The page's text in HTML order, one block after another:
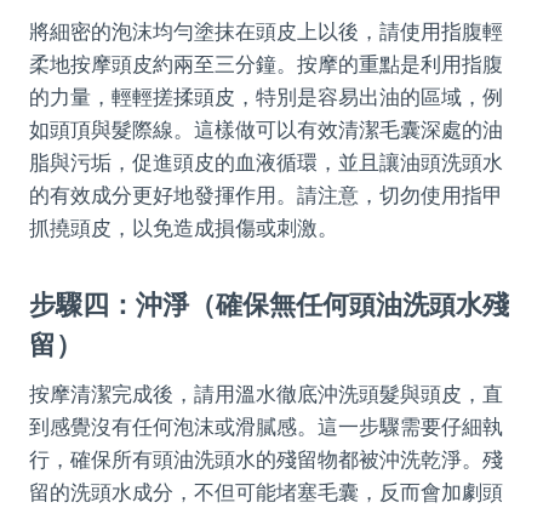
將細密的泡沫均勻塗抹在頭皮上以後，請使用指腹輕
柔地按摩頭皮約兩至三分鐘。按摩的重點是利用指腹
的力量，輕輕搓揉頭皮，特別是容易出油的區域，例
如頭頂與髮際線。這樣做可以有效清潔毛囊深處的油
脂與污垢，促進頭皮的血液循環，並且讓油頭洗頭水
的有效成分更好地發揮作用。請注意，切勿使用指甲
抓撓頭皮，以免造成損傷或刺激。
步驟四：沖淨（確保無任何頭油洗頭水殘
留）
按摩清潔完成後，請用溫水徹底沖洗頭髮與頭皮，直
到感覺沒有任何泡沫或滑膩感。這一步驟需要仔細執
行，確保所有頭油洗頭水的殘留物都被沖洗乾淨。殘
留的洗頭水成分，不但可能堵塞毛囊，反而會加劇頭